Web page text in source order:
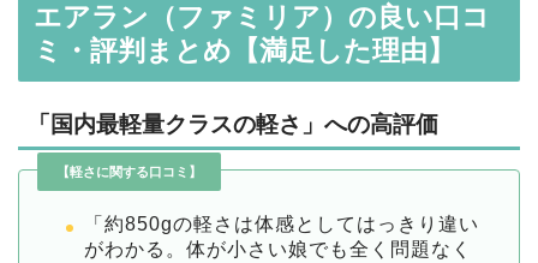
エアラン（ファミリア）の良い口コ
ミ・評判まとめ【満足した理由】
「国内最軽量クラスの軽さ」への高評価
【軽さに関する口コミ】
「約850gの軽さは体感としてはっきり違い
がわかる。体が小さい娘でも全く問題なく